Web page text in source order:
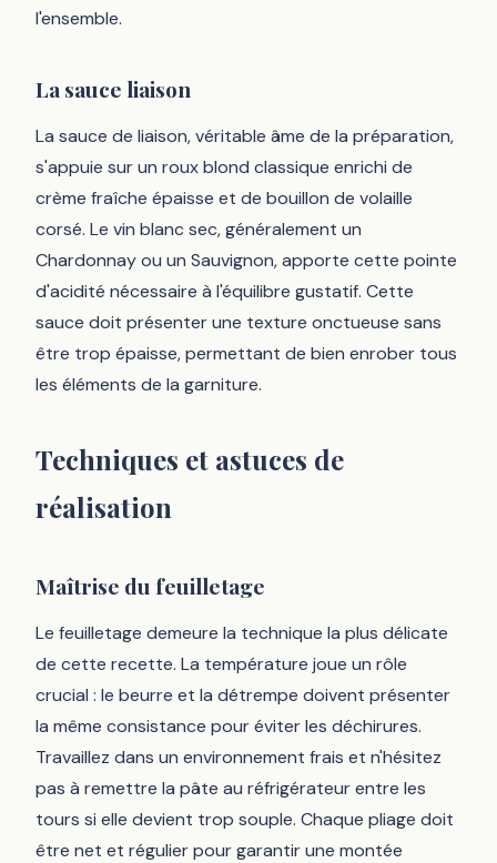
l'ensemble.
La sauce liaison
La sauce de liaison, véritable âme de la préparation,
s'appuie sur un roux blond classique enrichi de
crème fraîche épaisse et de bouillon de volaille
corsé. Le vin blanc sec, généralement un
Chardonnay ou un Sauvignon, apporte cette pointe
d'acidité nécessaire à l'équilibre gustatif. Cette
sauce doit présenter une texture onctueuse sans
être trop épaisse, permettant de bien enrober tous
les éléments de la garniture.
Techniques et astuces de
réalisation
Maîtrise du feuilletage
Le feuilletage demeure la technique la plus délicate
de cette recette. La température joue un rôle
crucial : le beurre et la détrempe doivent présenter
la même consistance pour éviter les déchirures.
Travaillez dans un environnement frais et n'hésitez
pas à remettre la pâte au réfrigérateur entre les
tours si elle devient trop souple. Chaque pliage doit
être net et régulier pour garantir une montée